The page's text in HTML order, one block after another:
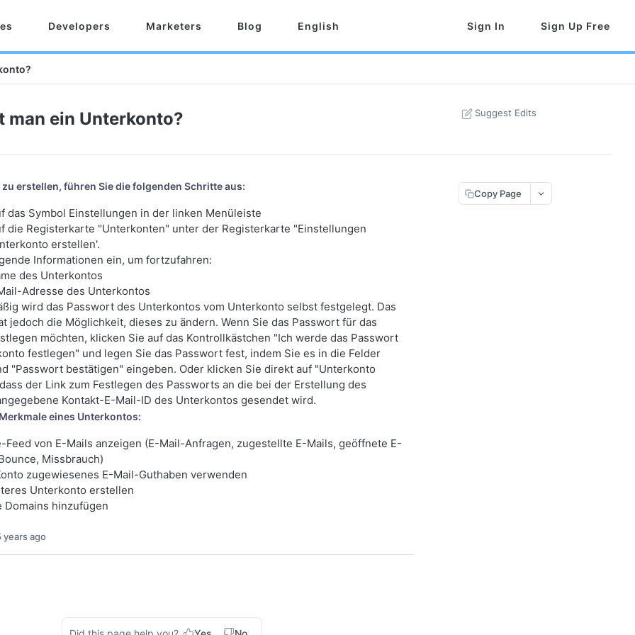
Developers Marketers Blog English Sign In Sign Up Free
man ein Unterkonto? Suggest Edits
erstellen, führen Sie die folgenden Schritte aus:
das Symbol Einstellungen in der linken Menüleiste
die Registerkarte "Unterkonten" unter der Registerkarte "Einstellungen
erstellen'.
Informationen ein, um fortzufahren:
des Unterkontos
Adresse des Unterkontos
wird das Passwort des Unterkontos vom Unterkonto selbst festgelegt. Das
jedoch die Möglichkeit, dieses zu ändern. Wenn Sie das Passwort für das
möchten, klicken Sie auf das Kontrollkästchen "Ich werde das Passwort
festlegen" und legen Sie das Passwort fest, indem Sie es in die Felder
"Passwort bestätigen" eingeben. Oder klicken Sie direkt auf "Unterkonto
der Link zum Festlegen des Passworts an die bei der Erstellung des
Kontakt-E-Mail-ID des Unterkontos gesendet wird.
eines Unterkontos:
Feed von E-Mails anzeigen (E-Mail-Anfragen, zugestellte E-Mails, geöffnete E-
Missbrauch)
zugewiesenes E-Mail-Guthaben verwenden
Unterkonto erstellen
Domains hinzufügen
years ago
Copy Page